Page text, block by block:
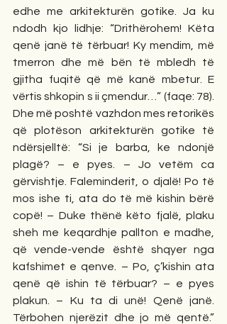
edhe me arkitekturën gotike. Ja ku
ndodh kjo lidhje: “Drithërohem! Këta
qenë janë të tërbuar! Ky mendim, më
tmerron dhe më bën të mbledh të
gjitha fuqitë që më kanë mbetur. E
vërtis shkopin s ii çmendur…” (faqe: 78).
Dhe më poshtë vazhdon mes retorikës
që plotëson arkitekturën gotike të
ndërsjelltë: “Si je barba, ke ndonjë
plagë? – e pyes. – Jo vetëm ca
gërvishtje. Faleminderit, o djalë! Po të
mos ishe ti, ata do të më kishin bërë
copë! – Duke thënë këto fjalë, plaku
sheh me keqardhje pallton e madhe,
që vende-vende është shqyer nga
kafshimet e qenve. – Po, ç’kishin ata
qenë që ishin të tërbuar? – e pyes
plakun. – Ku ta di unë! Qenë janë.
Tërbohen njerëzit dhe jo më qentë.”